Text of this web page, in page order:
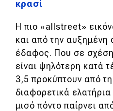
κρασί
H πιο «allstreet»
και από την
έδαφος. Που σε
είναι ψηλότερη κατά
3,5 προκύπτουν από
διαφορετικά
μισό πόντο παίρνει